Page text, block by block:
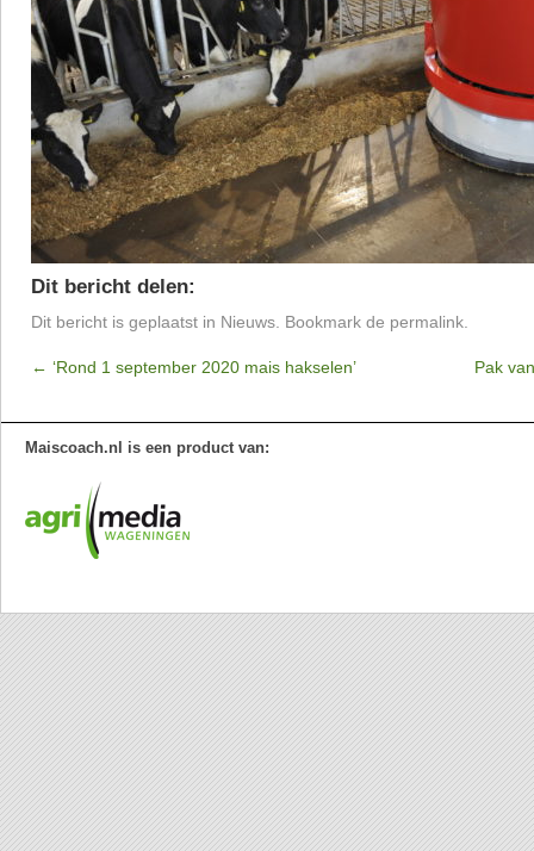
Dit bericht delen:
Dit bericht is geplaatst in Nieuws . Bookmark de permalink
← ‘Rond 1 september 2020 mais hakselen’ Pak
Maiscoach.nl is een product van: